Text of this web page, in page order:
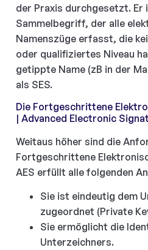
der Praxis durchgesetzt. Er
Sammelbegriff, der alle
Namenszüge erfasst, die
oder qualifiziertes Niveau
getippte Name (zB in der
als SES.
Die Fortgeschrittene
| Advanced Electronic
Weitaus höher sind die
Fortgeschrittene
AES erfüllt alle folgenden
Sie ist eindeutig dem
zugeordnet (Private
Sie ermöglicht die
Unterzeichners.